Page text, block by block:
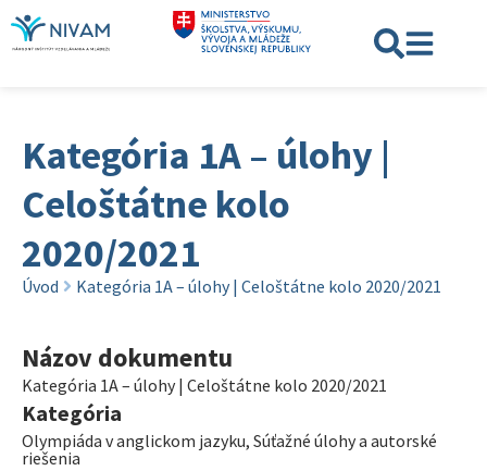
Kategória 1A – úlohy |
Celoštátne kolo
2020/2021
Úvod Kategória 1A – úlohy | Celoštátne kolo 2020/2021
Názov dokumentu
Kategória 1A – úlohy | Celoštátne kolo 2020/2021
Kategória
Olympiáda v anglickom jazyku, Súťažné úlohy a autorské
riešenia